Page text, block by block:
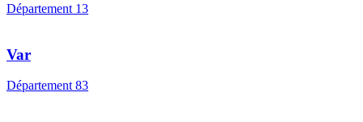
Département 13
Var
Département 83